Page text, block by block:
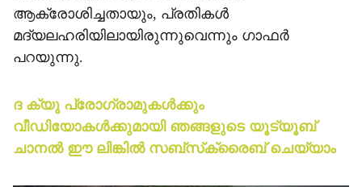
ആക്രോശിച്ചതായും, പ്രതികള്‍
മദ്യലഹരിയിലായിരുന്നുവെന്നും ഗാഫര്‍
പറയുന്നു.
ദ ക്യു പ്രോഗ്രാമുകള്‍ക്കും
വീഡിയോകള്‍ക്കുമായി ഞങ്ങളുടെ യൂട്യൂബ്
ചാനല്‍ ഈ ലിങ്കില്‍ സബ്‌സ്‌ക്രൈബ് ചെയ്യാം